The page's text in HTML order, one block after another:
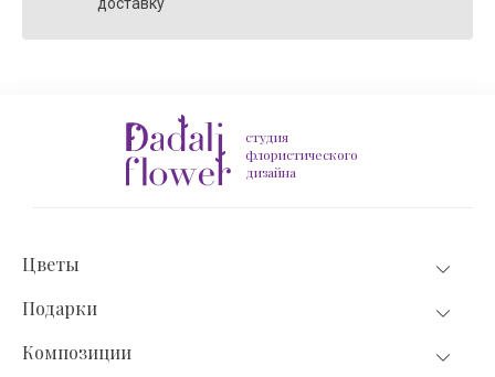
студия
флористического
дизайна
Цветы
Подарки
Композиции